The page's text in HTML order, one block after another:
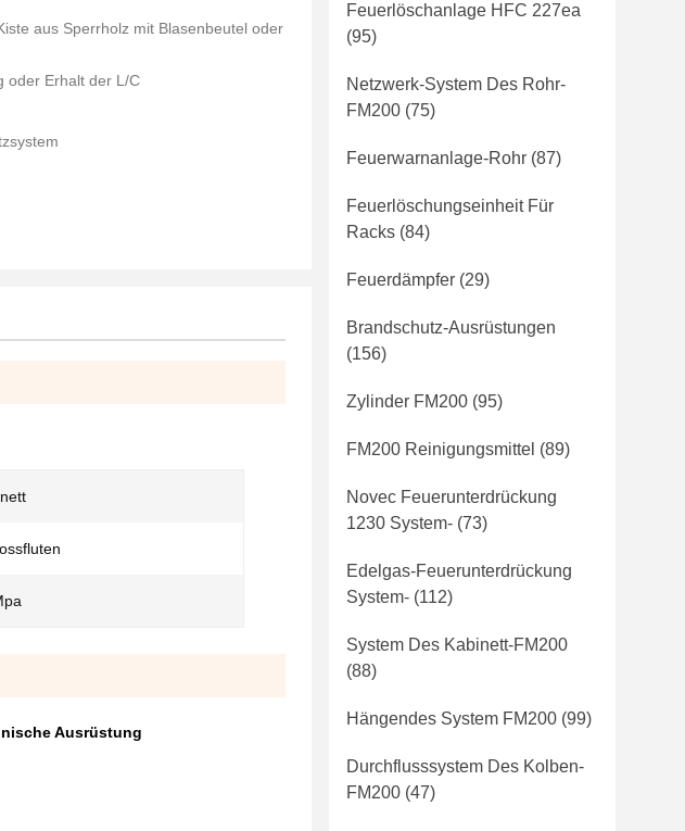
aus Sperrholz mit Blasenbeutel oder
oder Erhalt der L/C
Ausrüstung
Feuerlöschanlage HFC 227ea
(95)
Netzwerk-System Des Rohr-
FM200 (75)
Feuerwarnanlage-Rohr (87)
Feuerlöschungseinheit Für
Racks (84)
Feuerdämpfer (29)
Brandschutz-Ausrüstungen
(156)
Zylinder FM200 (95)
FM200 Reinigungsmittel (89)
Novec Feuerunterdrückung
1230 System- (73)
Edelgas-Feuerunterdrückung
System- (112)
System Des Kabinett-FM200
(88)
Hängendes System FM200 (99)
Durchflusssystem Des Kolben-
FM200 (47)